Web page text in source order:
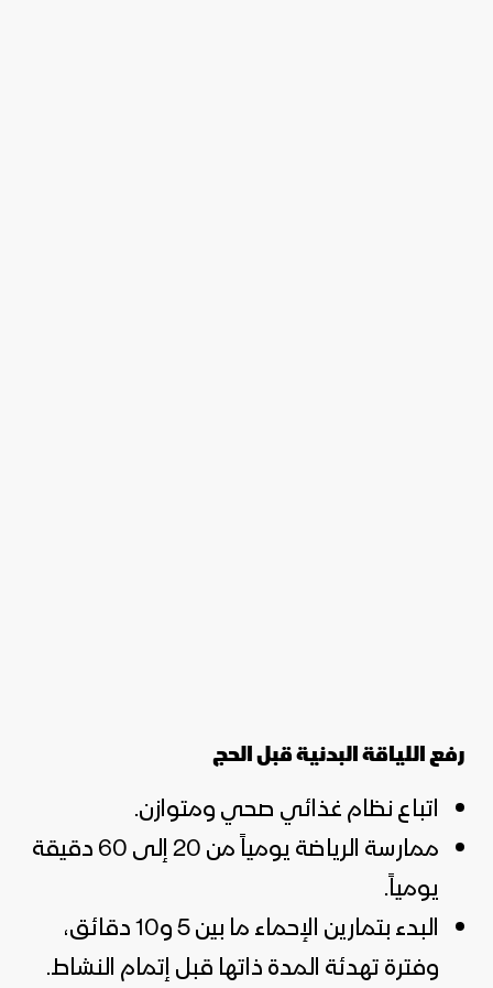
رفع اللياقة البدنية قبل الحج
اتباع نظام غذائي صحي ومتوازن.
ممارسة الرياضة يومياً من 20 إلى 60 دقيقة
يومياً.
البدء بتمارين الإحماء ما بين 5 و10 دقائق،
وفترة تهدئة المدة ذاتها قبل إتمام النشاط.